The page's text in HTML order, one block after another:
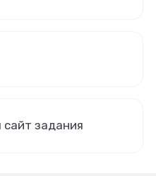
задания